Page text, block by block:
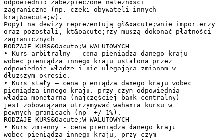
odpowiednio zabezpieczone należności
zagraniczne (np. czeki obywateli innych
kraj&oacute;w).
Popyt na dewizy reprezentują gł&oacute;wnie importerzy
oraz pozostali, kt&oacute;rzy muszą dokonać płatności
zagranicznych
RODZAJE KURS&Oacute;W WALUTOWYCH
• Kurs arbitralny – cena pieniądza danego kraju
wobec pieniądza innego kraju ustalona przez
odpowiednie władze i nie ulegająca zmianom w
dłuższym okresie.
• Kurs stały – cena pieniądza danego kraju wobec
pieniądza innego kraju, przy czym odpowiednia
władza monetarna (najczęściej bank centralny)
jest zobowiązana utrzymywać wahania kursu w
pewnych granicach (np. +/-1%).
RODZAJE KURS&Oacute;W WALUTOWYCH
• Kurs zmienny - cena pieniądza danego kraju
wobec pieniądza innego kraju, przy czym